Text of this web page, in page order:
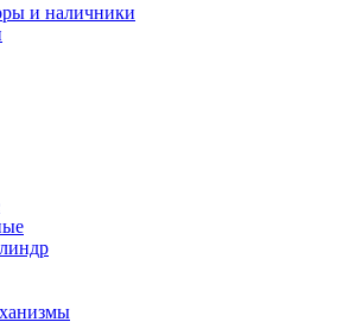
и наличники